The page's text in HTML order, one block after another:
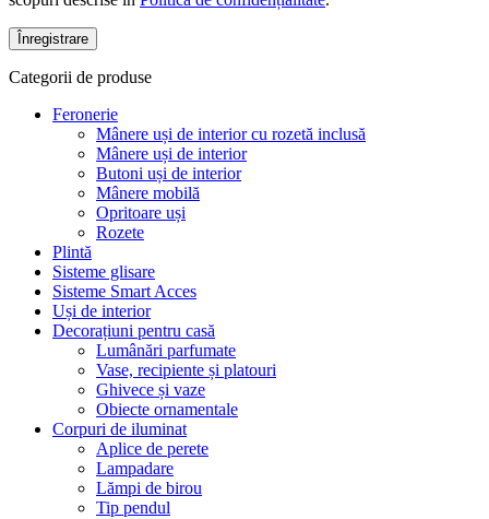
Înregistrare
Categorii de produse
Feronerie
Mânere uși de interior cu rozetă inclusă
Mânere uși de interior
Butoni uși de interior
Mânere mobilă
Opritoare uși
Rozete
Plintă
Sisteme glisare
Sisteme Smart Acces
Uși de interior
Decorațiuni pentru casă
Lumânări parfumate
Vase, recipiente și platouri
Ghivece și vaze
Obiecte ornamentale
Corpuri de iluminat
Aplice de perete
Lampadare
Lămpi de birou
Tip pendul